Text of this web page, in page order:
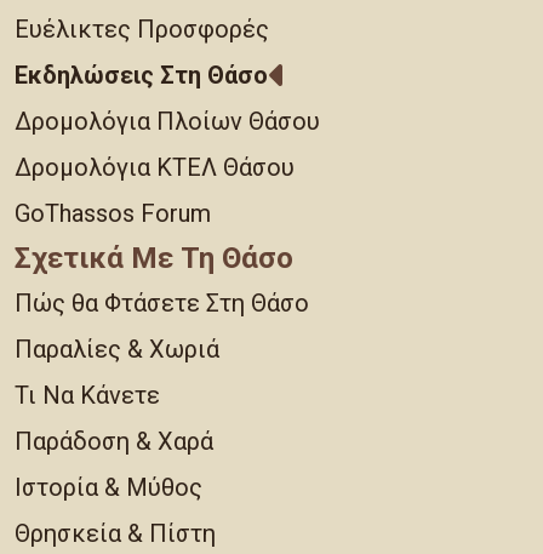
Ευέλικτες Προσφορές
Εκδηλώσεις Στη Θάσο
Δρομολόγια Πλοίων Θάσου
Δρομολόγια ΚΤΕΛ Θάσου
GoThassos Forum
Σχετικά Με Τη Θάσο
Πώς θα Φτάσετε Στη Θάσο
Παραλίες & Χωριά
Τι Να Κάνετε
Παράδοση & Χαρά
Ιστορία & Μύθος
Θρησκεία & Πίστη